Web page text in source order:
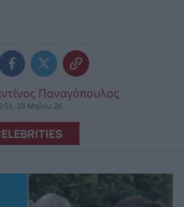
Παναγόπουλος
28 Μαΐου 26